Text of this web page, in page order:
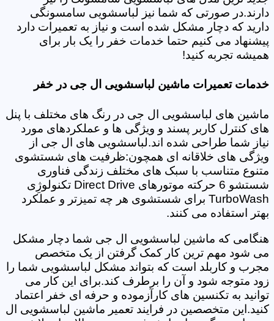
دارند.در صورتی که شما نیز لباسشویی سامسونگی
دارید که دچار مشکل شده است و نیاز به تعمیرات دارد
پیشنهاد می کنیم حتما خدمات خفر را یک بار برای
همیشه تجربه کنید!
خدمات تعمیرات ماشین لباسشویی ال جی در خفر
ماشین های لباسشویی ال جی در رنگ های مختلف با پنل
های کنترل کاربر پسند و ویژگی ها و عملکردهای مورد
نیاز شما طراحی شده اند.لباسشویی های ال جی از
ویژگی های خلاقانه ای همچون:ظرفیت های شستشوی
متنوع متناسب با سبک های مختلف زندگی فناوری
شستشو 6 حرکته موتورهای Direct Drive تکنولوژِی
TurboWash برای شستشوی هر چه تمیزتر و عملکرد
بهتر استفاده می کنند.
هنگامی که ماشین لباسشویی ال جی شما دچار مشکل
می شود مهم ترین کار کمک گرفتن از یک متخصص
مجرب و کاربلد است که بتواند مشکل لباسشویی شما را
زود متوجه شود و آن را برطرف کند.برای این کار می
توانید به تکنسین های کارآزموده و حرفه ای خفر اعتماد
کنید.این متخصصین در فرایند تعمیر ماشین لباسشویی ال